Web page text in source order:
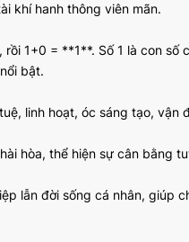
khí hanh thông viên mãn.
1+0 = **1**. Số 1 là con số
bật.
linh hoạt, óc sáng tạo, vận
hòa, thể hiện sự cân bằng
lẫn đời sống cá nhân, giúp